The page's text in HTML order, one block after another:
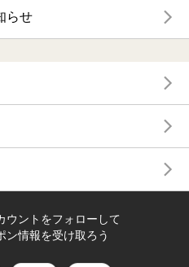
らせ
ウントをフォローして
ン情報を受け取ろう